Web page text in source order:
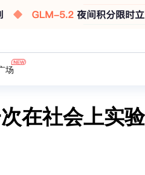
场
在社会上实